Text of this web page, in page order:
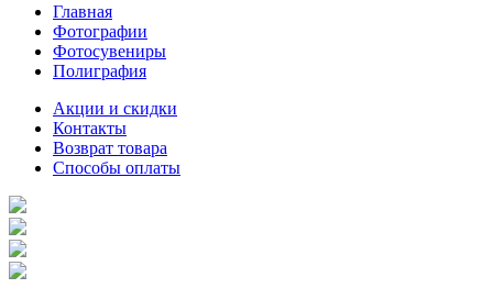
Главная
Фотографии
Фотосувениры
Полиграфия
Акции и скидки
Контакты
Возврат товара
Способы оплаты